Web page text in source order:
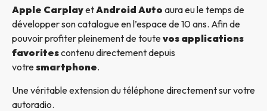
Apple CarplayetAndroid Auto aura eu le temps de
développer son catalogue en l’espace de 10 ans. Afin de
pouvoir profiter pleinement de toutevos applications
favoritescontenu directement depuis
votresmartphone.
Une véritable extension du téléphone directement sur votre
autoradio.